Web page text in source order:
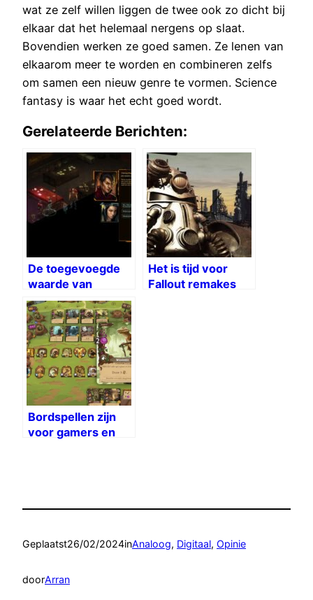
wat ze zelf willen liggen de twee ook zo dicht bij
elkaar dat het helemaal nergens op slaat.
Bovendien werken ze goed samen. Ze lenen van
elkaarom meer te worden en combineren zelfs
om samen een nieuw genre te vormen. Science
fantasy is waar het echt goed wordt.
Gerelateerde Berichten:
De toegevoegde
waarde van
stemacteurs
Het is tijd voor
Fallout remakes
Bordspellen zijn
voor gamers en
Geplaatst26/02/2024inAnaloog, Digitaal, Opinie
doorArran